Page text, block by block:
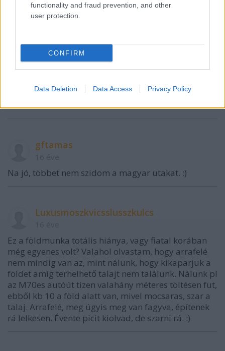
functionality and fraud prevention, and other
user protection.
CONFIRM
Data Deletion Data Access Privacy Policy
erminavet
16 éve
Autópálya nincs Szibériában, de azt hiszem, tudom,
mire gondolsz. Nézd meg majd a holnapi posztot,
ott lesz szó erről a szakaszról!
ti
gftamas
Na jó, többet nem szidom a magyar utakat. :)
Luxusmoszkvicsslusszkulcs
Ez a földmunka totális hiánya, vagy fiatal korában
még egyenes volt? Valahol olvastam, hogy arrafelé
nem mindig van az, mint nálunk, hogy kikaparjuk a
földet amíg terhelhető talajt nem találunk. Nálunk pl
az M70es autóút tizen valahány méteres töltésen fut,
ebből kb 10 a föld alatt van, mivel mocsaras, szar a
talaj. Arrafelé, meg úgyis meg van fagyva, építenek
rá lelkesen. Évente picit kiolvad, de szarni rá. :)